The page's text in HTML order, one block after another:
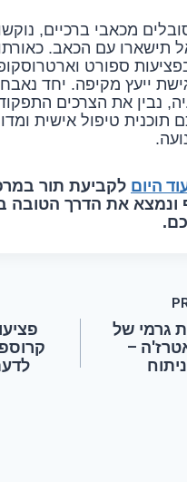
מכאבי ברכיים,
תישארו עם הכאב.
ספורט
ייעץ מקיפה. יחד
נבין את הצרכים
תוכנית טיפול אישית
היום לקביעת תור
ונמצא את הדרך הטובה
גרמי של
–